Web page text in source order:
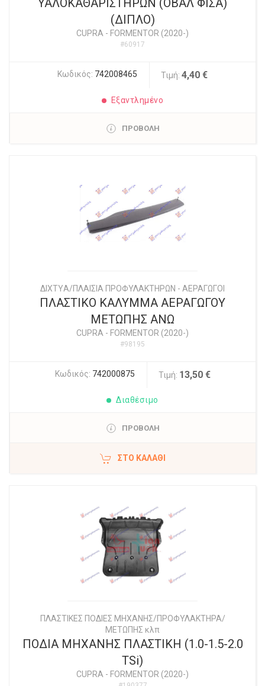
ΥΑΛΟΚΑΘΑΡΙΣΤΗΡΩΝ (ΟΒΑΛ ΦΙΣΑ)
(ΔΙΠΛΟ)
CUPRA - FORMENTOR (2020-)
#60917
Κωδικός: 742008465 Τιμή: 4,40 €
Εξαντλημένο
ΠΡΟΒΟΛΗ
ΔΙΧΤYΑ/ΠΛΑΙΣΙΑ ΠΡΟΦΥΛΑΚΤΗΡΩΝ - ΑΕΡΑΓΩΓΟΙ
ΠΛΑΣΤΙΚΟ ΚΑΛΥΜΜΑ ΑΕΡΑΓΩΓΟΥ
ΜΕΤΩΠΗΣ ΑΝΩ
CUPRA - FORMENTOR (2020-)
#98195
Κωδικός: 742000875 Τιμή: 13,50 €
Διαθέσιμο
ΠΡΟΒΟΛΗ
ΣΤΟ ΚΑΛΆΘΙ
ΠΛΑΣΤΙΚΕΣ ΠΟΔΙΕΣ ΜΗΧΑΝΗΣ/ΠΡΟΦΥΛΑΚΤΗΡΑ/
ΜΕΤΩΠΗΣ κλπ
ΠΟΔΙΑ ΜΗΧΑΝΗΣ ΠΛΑΣΤΙΚΗ (1.0-1.5-2.0
TSi)
CUPRA - FORMENTOR (2020-)